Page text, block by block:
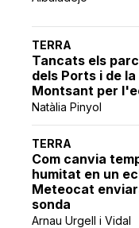
TERRA
Tancats els
dels Ports i de
Montsant per
Natàlia Pinyol
TERRA
Com canvia
humitat en un
Meteocat
sonda
Arnau Urgell i Vidal